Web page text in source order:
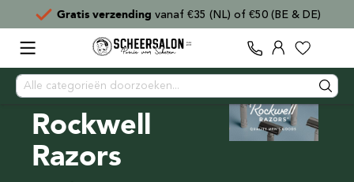
Gratis verzending vanaf €35 (NL) of €50 (BE & DE)
Rockwell
Razors